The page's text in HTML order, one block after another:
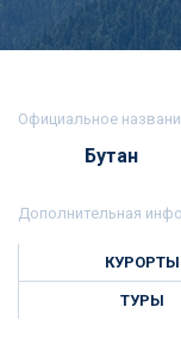
Официальное
Бутан
Дополнительная
КУРОРТЫ
ТУРЫ